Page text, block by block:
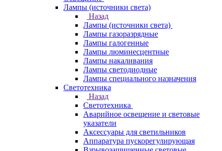
Лампы (источники света)
Назад
Лампы (источники света)
Лампы газоразрядные
Лампы галогенные
Лампы люминесцентные
Лампы накаливания
Лампы светодиодные
Лампы специального назначения
Светотехника
Назад
Светотехника
Аварийное освещение и световые
указатели
Аксессуары для светильников
Аппаратура пускорегулирующая